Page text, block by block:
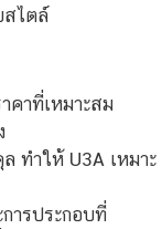
สไตล์
คาที่เหมาะสม
ทำให้ U3A เหมาะ
ารประกอบที่